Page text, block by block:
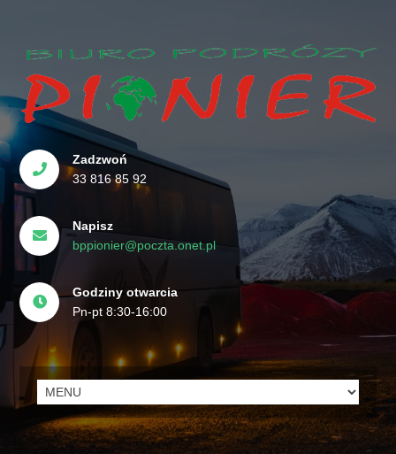
Zadzwoń
33 816 85 92
Napisz
bppionier@poczta.onet.pl
Godziny otwarcia
Pn-pt 8:30-16:00